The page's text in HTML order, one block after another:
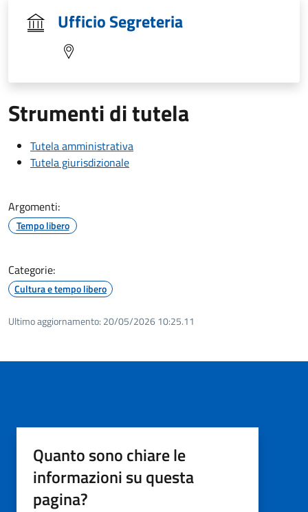
Ufficio Segreteria
Strumenti di tutela
Tutela amministrativa
Tutela giurisdizionale
Argomenti:
Tempo libero
Categorie:
Cultura e tempo libero
Ultimo aggiornamento: 20/05/2026 10:25.11
Quanto sono chiare le
informazioni su questa
pagina?